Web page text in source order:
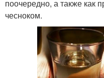
поочередно, а также как
чесноком.